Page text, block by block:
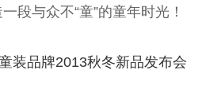
段与众不“童”的童年时光！